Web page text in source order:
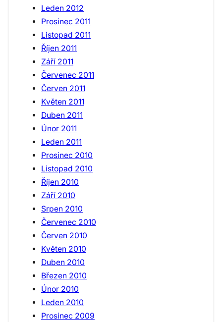
Leden 2012
Prosinec 2011
Listopad 2011
Říjen 2011
Září 2011
Červenec 2011
Červen 2011
Květen 2011
Duben 2011
Únor 2011
Leden 2011
Prosinec 2010
Listopad 2010
Říjen 2010
Září 2010
Srpen 2010
Červenec 2010
Červen 2010
Květen 2010
Duben 2010
Březen 2010
Únor 2010
Leden 2010
Prosinec 2009